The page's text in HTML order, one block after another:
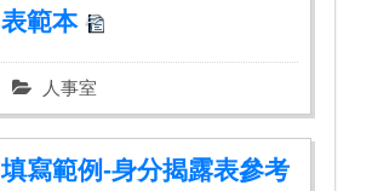
表範本
人事室
填寫範例-身分揭露表參考